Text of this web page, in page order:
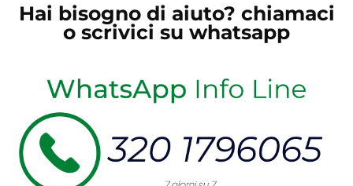
Hai bisogno di aiuto? chiamaci
o scrivici su whatsapp